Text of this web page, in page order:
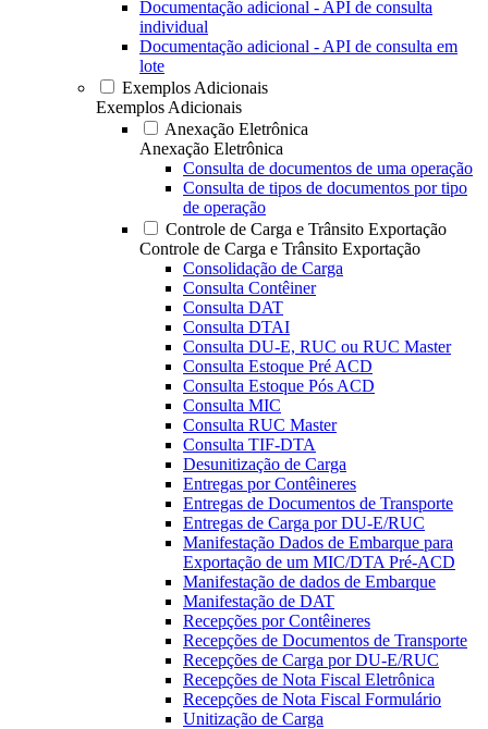
Documentação adicional - API de consulta
individual
Documentação adicional - API de consulta em
lote
Exemplos Adicionais
Exemplos Adicionais
Anexação Eletrônica
Anexação Eletrônica
Consulta de documentos de uma operação
Consulta de tipos de documentos por tipo
de operação
Controle de Carga e Trânsito Exportação
Controle de Carga e Trânsito Exportação
Consolidação de Carga
Consulta Contêiner
Consulta DAT
Consulta DTAI
Consulta DU-E, RUC ou RUC Master
Consulta Estoque Pré ACD
Consulta Estoque Pós ACD
Consulta MIC
Consulta RUC Master
Consulta TIF-DTA
Desunitização de Carga
Entregas por Contêineres
Entregas de Documentos de Transporte
Entregas de Carga por DU-E/RUC
Manifestação Dados de Embarque para
Exportação de um MIC/DTA Pré-ACD
Manifestação de dados de Embarque
Manifestação de DAT
Recepções por Contêineres
Recepções de Documentos de Transporte
Recepções de Carga por DU-E/RUC
Recepções de Nota Fiscal Eletrônica
Recepções de Nota Fiscal Formulário
Unitização de Carga